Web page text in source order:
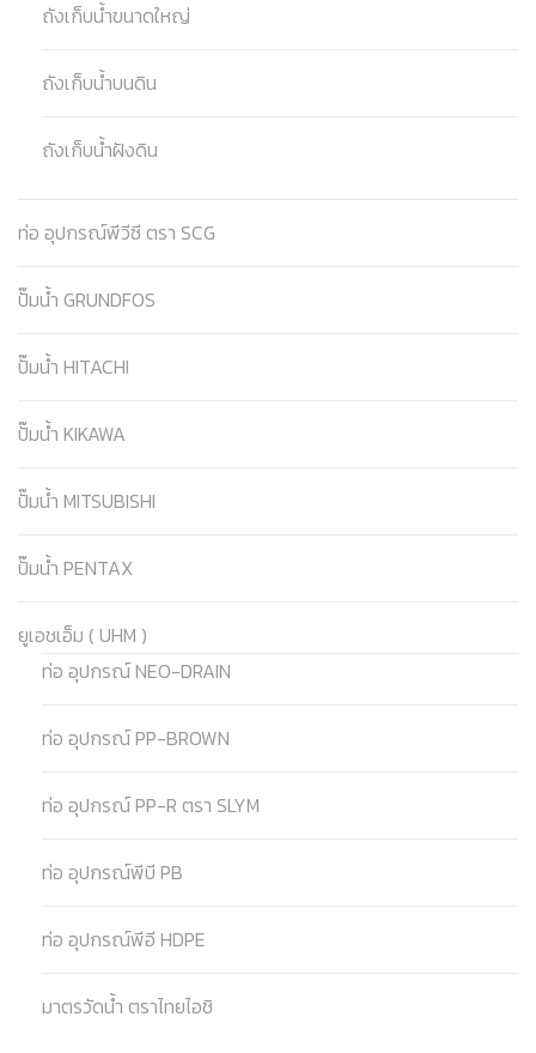
ถังเก็บน้ำขนาดใหญ่
ถังเก็บน้ำบนดิน
ถังเก็บน้ำฝังดิน
ท่อ อุปกรณ์พีวีซี ตรา SCG
ปั๊มน้ำ GRUNDFOS
ปั๊มน้ำ HITACHI
ปั๊มน้ำ KIKAWA
ปั๊มน้ำ MITSUBISHI
ปั๊มน้ำ PENTAX
ยูเอชเอ็ม ( UHM )
ท่อ อุปกรณ์ NEO-DRAIN
ท่อ อุปกรณ์ PP-BROWN
ท่อ อุปกรณ์ PP-R ตรา SLYM
ท่อ อุปกรณ์พีบี PB
ท่อ อุปกรณ์พีอี HDPE
มาตรวัดน้ำ ตราไทยไอชิ